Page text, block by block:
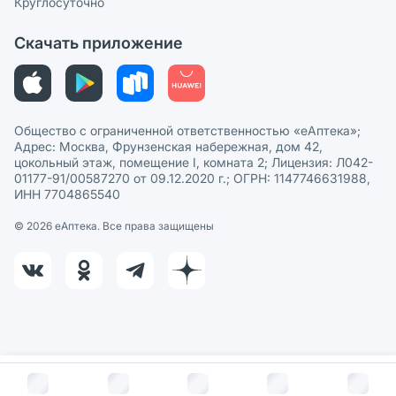
В корзину за руб.
Политика рекомендаций
Этика и соответствие
Политика в отношении обработки персональных данных
Скачать приложение
Общество с ограниченной ответственностью «еАптека»;
Адрес: Москва, Фрунзенская набережная, дом 42,
цокольный этаж, помещение I, комната 2; Лицензия: Л042-
01177-91/00587270 от 09.12.2020 г.; ОГРН: 1147746631988,
ИНН 7704865540
© 2026 eАптека. Все права защищены